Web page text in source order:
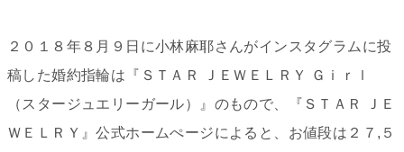
２０１８年８月９日に小林麻耶さんがインスタグラムに投
稿した婚約指輪は『ＳＴＡＲ ＪＥＷＥＬＲＹ Ｇｉｒｌ
（スタージュエリーガール）』のもので、『ＳＴＡＲ ＪＥ
ＷＥＬＲＹ』公式ホームぺージによると、お値段は２７,５